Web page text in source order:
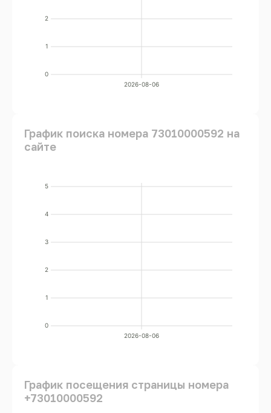
0
1
2
2026-08-06
График поиска номера 73010000592 на
сайте
0
1
2
3
4
5
2026-08-06
График посещения страницы номера
+73010000592